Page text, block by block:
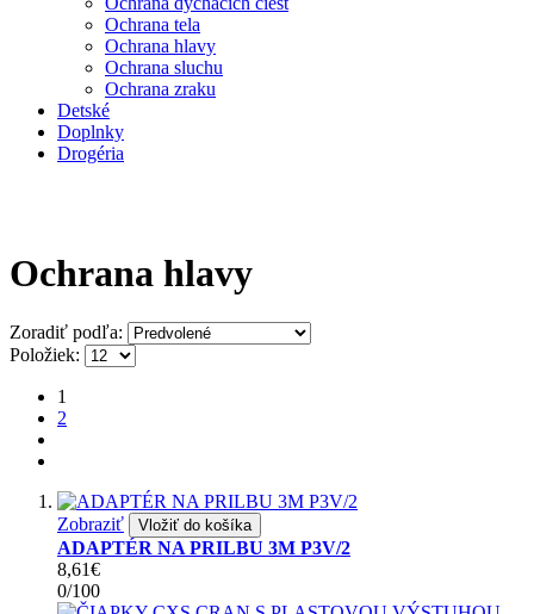
Ochrana tela
Ochrana hlavy
Ochrana sluchu
Ochrana zraku
Detské
Doplnky
Drogéria
Ochrana hlavy
Zoradiť podľa:
Položiek:
1
2
Zobraziť Vložiť do košíka
ADAPTÉR NA PRILBU 3M P3V/2
8,61€
0/100